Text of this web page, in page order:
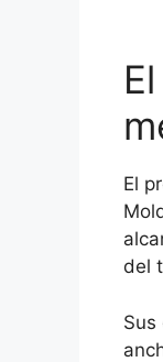
El
del